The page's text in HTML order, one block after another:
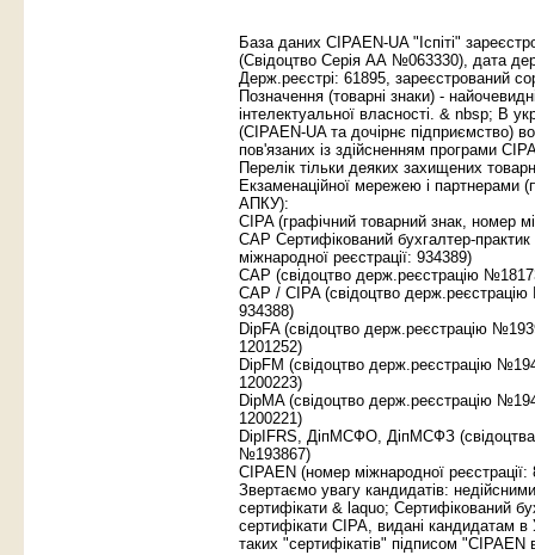
База даних CIPAEN-UA "Iспіті"
(Свідоцтво Серія АА №063330), дата
Держ.реєстрі: 61895, зареєстрований
Позначення (товарні знаки) -
інтелектуальної власності. & nbsp; В
(CIPAEN-UA та дочірнє підприємство)
пов'язаних із здійсненням програми
Перелік тільки деяких захищених
Екзаменаційної мережею і
АПКУ):
CIPA (графічний товарний знак, номер
CAP Сертифікований бухгалтер-
міжнародної реєстрації: 934389)
CAP (свідоцтво держ.реєстрацію
CAP / CIPA (свідоцтво
934388)
DipFA (свідоцтво держ.реєстрацію
1201252)
DipFM (свідоцтво держ.реєстрацію
1200223)
DipMA (свідоцтво держ.реєстрацію
1200221)
DipIFRS, ДіпМСФО, ДіпМСФЗ
№193867)
CIPAEN (номер міжнародної реєстрації:
Звертаємо увагу кандидатів:
сертифікати & laquo; Сертифікований
сертифікати CIPA, видані кандидатам в
таких "сертифікатів" підписом "CIPAEN